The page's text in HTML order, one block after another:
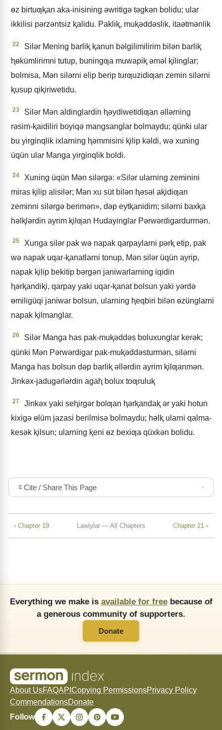
ɵz birtuƣⱪan aka-inisining ǝwritigǝ tǝgkǝn bolidu; ular
ikkilisi pǝrzǝntsiz ⱪalidu. Pakliⱪ, muⱪǝddǝslik, itaǝtmǝnlik
22
Silǝr Mening barliⱪ ⱪanun bǝlgilimilirim bilǝn barliⱪ
ⱨɵkümlirimni tutup, buningƣa muwapiⱪ ǝmǝl ⱪilinglar;
bolmisa, Mǝn silǝrni elip berip turƣuzidiƣan zemin silǝrni
ⱪusup qiⱪiriwetidu.
23
Silǝr Mǝn aldinglardin ⱨǝydiwetidiƣan ǝllǝrning
rǝsim-ⱪaidiliri boyiqǝ mangsanglar bolmaydu; qünki ular
bu yirginqlik ixlarning ⱨǝmmisini ⱪilip kǝldi, wǝ xuning
üqün ular Manga yirginqlik boldi.
24
Xuning üqün Mǝn silǝrgǝ: «Silǝr ularning zeminini
miras ⱪilip alisilǝr; Mǝn xu süt bilǝn ⱨǝsǝl aⱪidiƣan
zeminni silǝrgǝ berimǝn», dǝp eytⱪanidim; silǝrni baxⱪa
hǝlⱪlǝrdin ayrim ⱪilƣan Hudayinglar Pǝrwǝrdigardurmǝn.
25
Xunga silǝr pak wǝ napak qarpaylarni pǝrⱪ etip, pak
wǝ napak uqar-ⱪanatlarni tonup, Mǝn silǝr üqün ayrip,
napak ⱪilip bekitip bǝrgǝn janiwarlarning iqidin
ⱨǝrⱪandiⱪi, qarpay yaki uqar-ⱪanat bolsun yaki yǝrdǝ
ɵmiligüqi janiwar bolsun, ularning ⱨeqbiri bilǝn ɵzünglarni
napak ⱪilmanglar.
26
Silǝr Manga has pak-muⱪǝddǝs boluxunglar kerǝk;
qünki Mǝn Pǝrwǝrdigar pak-muⱪǝddǝsturmǝn, silǝrni
Manga has bolsun dǝp barliⱪ ǝllǝrdin ayrim ⱪilƣanmǝn.
Jinkǝx-jadugǝrlǝrdin agaⱨ bolux toƣruluⱪ
27
Jinkǝx yaki seⱨirgǝr bolƣan ⱨǝrⱪandaⱪ ǝr yaki hotun
kixigǝ ɵlüm jazasi berilmisǝ bolmaydu; hǝlⱪ ularni qalma-
kesǝk ⱪilsun; ularning ⱪeni ɵz bexiƣa qüxkǝn bolidu.
Cite / Share This Page
‹ Chapter 19 Lawiylar — All Chapters Chapter 21 ›
Everything we make is available for freebecause of
a generous community of supporters.
Donate
About UsFAQAPI Copying PermissionsPrivacy Policy
CommendationsDonate
Follow